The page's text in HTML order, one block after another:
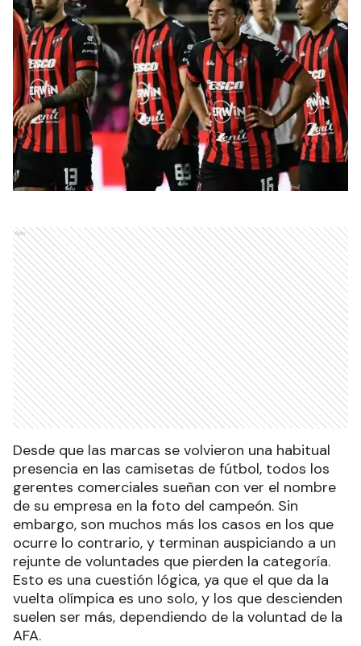
Ads
Desde que las marcas se volvieron una habitual
presencia en las camisetas de fútbol, todos los
gerentes comerciales sueñan con ver el nombre
de su empresa en la foto del campeón. Sin
embargo, son muchos más los casos en los que
ocurre lo contrario, y terminan auspiciando a un
rejunte de voluntades que pierden la categoría.
Esto es una cuestión lógica, ya que el que da la
vuelta olímpica es uno solo, y los que descienden
suelen ser más, dependiendo de la voluntad de la
AFA.